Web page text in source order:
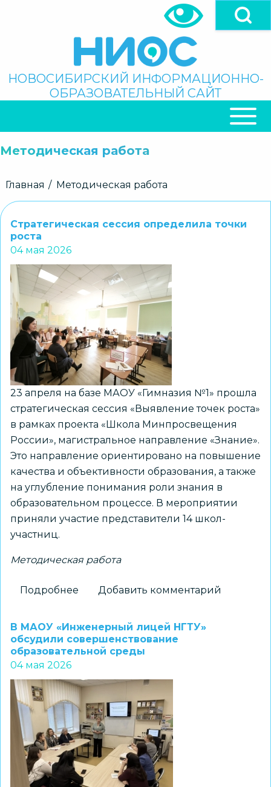
Поиск
НОВОСИБИРСКИЙ ИНФОРМАЦИОННО-
ОБРАЗОВАТЕЛЬНЫЙ САЙТ
НАВИГАЦИЯ
Методическая работа
Строка
Главная Методическая работа
Стратегическая сессия определила точки
роста
04 мая 2026
23 апреля на базе МАОУ «Гимназия №1» прошла
стратегическая сессия «Выявление точек роста»
в рамках проекта «Школа Минпросвещения
России», магистральное направление «Знание».
Это направление ориентировано на повышение
качества и объективности образования, а также
на углубление понимания роли знания в
образовательном процессе. В мероприятии
приняли участие представители 14 школ-
участниц.
Методическая работа
Подробнее
определила
точки
Добавить комментарий
В МАОУ «Инженерный лицей НГТУ»
обсудили совершенствование
образовательной среды
04 мая 2026